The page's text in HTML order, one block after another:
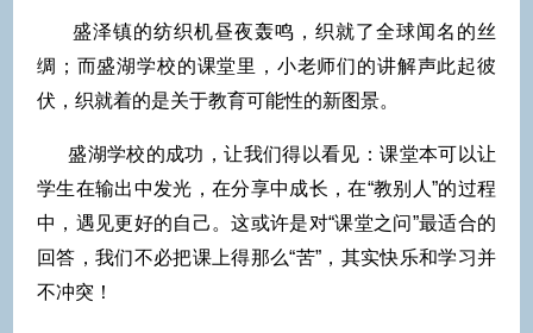
盛泽镇的纺织机昼夜轰鸣，织就了全球闻名的丝
绸；而盛湖学校的课堂里，小老师们的讲解声此起彼
伏，织就着的是关于教育可能性的新图景。
盛湖学校的成功，让我们得以看见：课堂本可以让
学生在输出中发光，在分享中成长，在“教别人”的过程
中，遇见更好的自己。这或许是对“课堂之问”最适合的
回答，我们不必把课上得那么“苦”，其实快乐和学习并
不冲突！